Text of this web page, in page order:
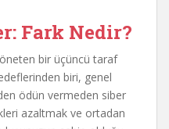
Fark Nedir?
bir üçüncü taraf
biri, genel
ödün vermeden siber
azaltmak ve ortadan